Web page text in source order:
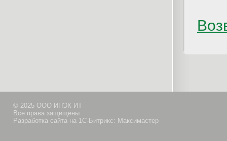
© 2025 ООО ИНЭК-ИТ
Все права защищены
Разработка сайта на 1С-Битрикс: Максимастер